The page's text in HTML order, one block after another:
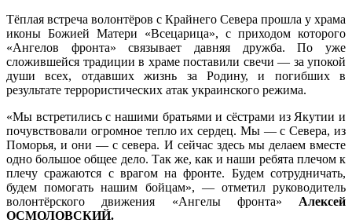
Тёплая встреча волонтёров с Крайнего Севера прошла у храма
иконы Божией Матери «Всецарица», с приходом которого
«Ангелов фронта» связывает давняя дружба. По уже
сложившейся традиции в храме поставили свечи — за упокой
души всех, отдавших жизнь за Родину, и погибших в
результате террористических атак украинского режима.
«Мы встретились с нашими братьями и сёстрами из Якутии и
почувствовали огромное тепло их сердец. Мы — с Севера, из
Поморья, и они — с севера. И сейчас здесь мы делаем вместе
одно большое общее дело. Так же, как и наши ребята плечом к
плечу сражаются с врагом на фронте. Будем сотрудничать,
будем помогать нашим бойцам», — отметил руководитель
волонтёрского движения «Ангелы фронта» Алексей
ОСМОЛОВСКИЙ.